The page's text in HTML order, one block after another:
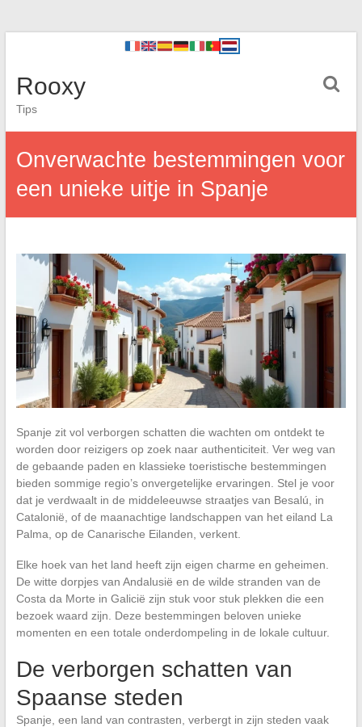
Rooxy
Tips
Onverwachte bestemmingen voor
een unieke uitje in Spanje
Spanje zit vol verborgen schatten die wachten om ontdekt te
worden door reizigers op zoek naar authenticiteit. Ver weg van
de gebaande paden en klassieke toeristische bestemmingen
bieden sommige regio’s onvergetelijke ervaringen. Stel je voor
dat je verdwaalt in de middeleeuwse straatjes van Besalú, in
Catalonië, of de maanachtige landschappen van het eiland La
Palma, op de Canarische Eilanden, verkent.
Elke hoek van het land heeft zijn eigen charme en geheimen.
De witte dorpjes van Andalusië en de wilde stranden van de
Costa da Morte in Galicië zijn stuk voor stuk plekken die een
bezoek waard zijn. Deze bestemmingen beloven unieke
momenten en een totale onderdompeling in de lokale cultuur.
De verborgen schatten van
Spaanse steden
Spanje, een land van contrasten, verbergt in zijn steden vaak